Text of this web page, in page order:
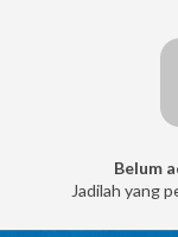
Belum
Jadilah yang